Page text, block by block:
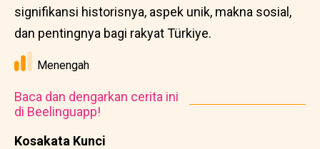
Kosakata Kunci
signifikansi historisnya, aspek unik, makna sosial,
dan pentingnya bagi rakyat Türkiye.
Menengah
Baca dan dengarkan cerita ini
di Beelinguapp!